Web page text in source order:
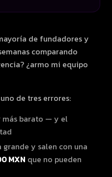
de fundadores y
comparando
¿armo mi equipo
de tres errores:
barato — y el
y salen con una
MXN que no pueden